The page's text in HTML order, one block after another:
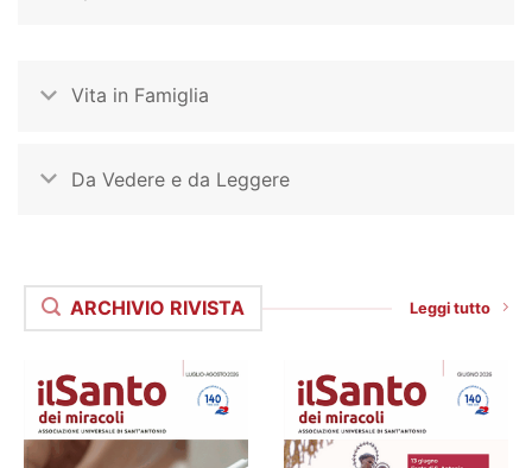
Vita in Famiglia
Da Vedere e da Leggere
ARCHIVIO RIVISTA Leggi tutto